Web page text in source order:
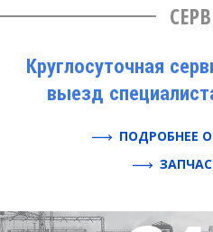
Круглосуточная
выезд
ПОДРОБНЕЕ О